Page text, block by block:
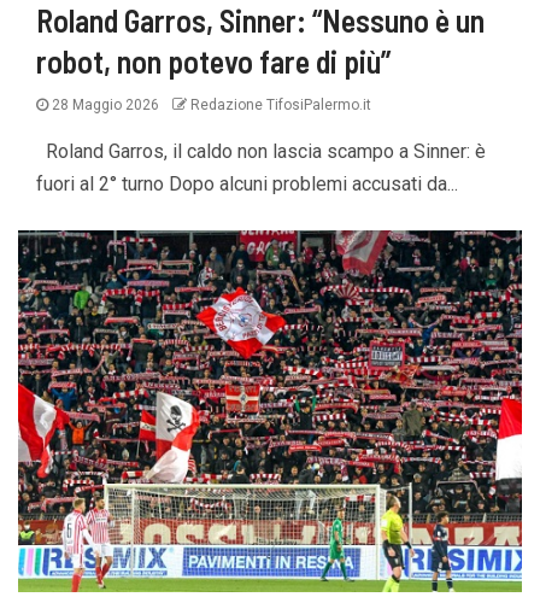
Roland Garros, Sinner: “Nessuno è un
robot, non potevo fare di più”
28 Maggio 2026 Redazione TifosiPalermo.it
Roland Garros, il caldo non lascia scampo a Sinner: è
fuori al 2° turno Dopo alcuni problemi accusati da...